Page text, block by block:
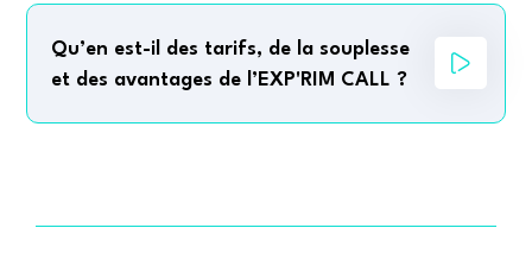
Qu’en est-il des tarifs, de la souplesse
et des avantages de l’EXP'RIM CALL ?